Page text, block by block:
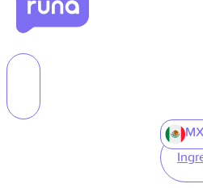
MX